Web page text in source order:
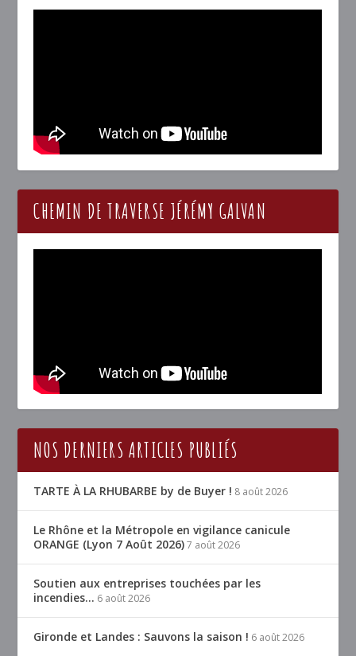
CHEMIN DE TRAVERSE JÉRÉMY GALVAN
NOS DERNIERS ARTICLES PUBLIÉS
TARTE À LA RHUBARBE by de Buyer ! 8 août 2026
Le Rhône et la Métropole en vigilance canicule
ORANGE (Lyon 7 Août 2026) 7 août 2026
Soutien aux entreprises touchées par les
incendies… 6 août 2026
Gironde et Landes : Sauvons la saison ! 6 août 2026